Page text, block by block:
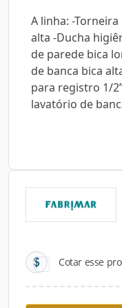
A linha: -
alta -Ducha
de parede bica
de banca bica
para registro 1/
lavatório de
Cotar esse